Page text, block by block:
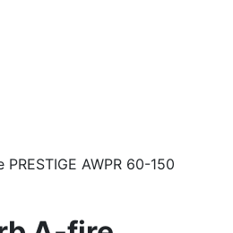
AWPR 60-150